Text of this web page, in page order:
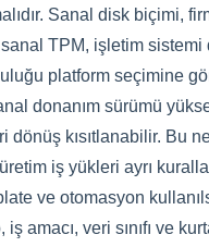
Sanal disk biçimi,
TPM, işletim sistemi
platform seçimine
donanım sürümü
dönüş kısıtlanabilir. Bu
iş yükleri ayrı
ve otomasyon
amacı, veri sınıfı ve